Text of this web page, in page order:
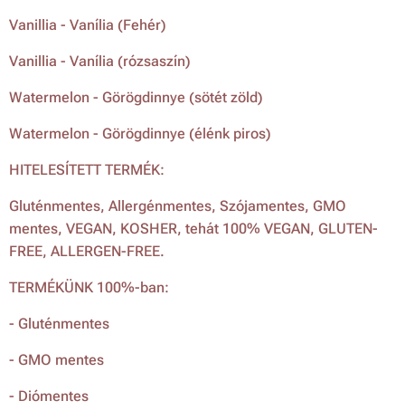
Vanillia - Vanília (Fehér)
Vanillia - Vanília (rózsaszín)
Watermelon - Görögdinnye (sötét zöld)
Watermelon - Görögdinnye (élénk piros)
HITELESÍTETT TERMÉK:
Gluténmentes, Allergénmentes, Szójamentes, GMO
mentes, VEGAN, KOSHER, tehát 100% VEGAN, GLUTEN-
FREE, ALLERGEN-FREE.
TERMÉKÜNK 100%-ban:
- Gluténmentes
- GMO mentes
- Diómentes